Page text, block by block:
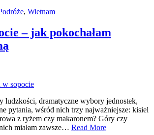
, Wietnam
– jak pokochałam
ludzkości, dramatyczne wybory jednostek,
pytania, wśród nich trzy najważniejsze: kisiel
z ryżem czy makaronem? Góry czy
miałam zawsze… Read More